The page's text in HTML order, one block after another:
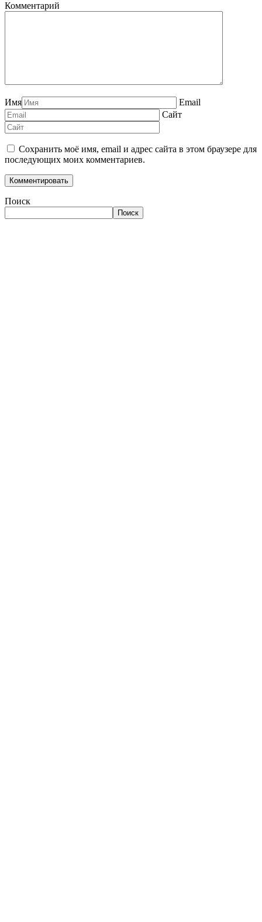
Комментарий
Имя
Email
Сайт
Сохранить моё имя, email и адрес сайта в этом браузере для
последующих моих комментариев.
Поиск
Поиск